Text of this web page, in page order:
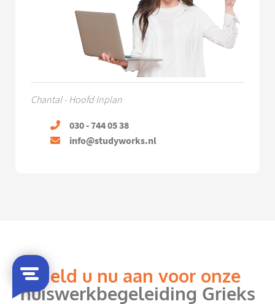
Chantal - Hoofd Inplan
030 - 744 05 38
info@studyworks.nl
Meld u nu aan voor onze
huiswerkbegeleiding Grieks